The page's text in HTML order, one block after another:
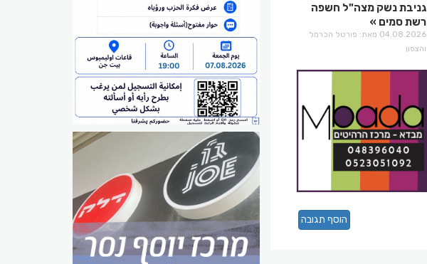
גניבת נשק מצה"ל חשפה
רשת סמים
04.08.2026 מאת: פורטל הכרמל
והצפון
הוסף תגובה